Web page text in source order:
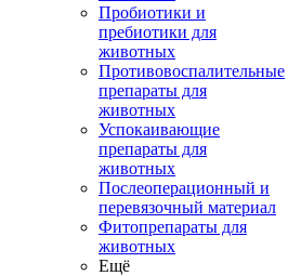
Пробиотики и
пребиотики для
животных
Противовоспалительные
препараты для
животных
Успокаивающие
препараты для
животных
Послеоперационный и
перевязочный материал
Фитопрепараты для
животных
Ещё